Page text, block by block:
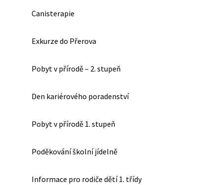
Canisterapie
Exkurze do Přerova
Pobyt v přírodě – 2. stupeň
Den kariérového poradenství
Pobyt v přírodě 1. stupeň
Poděkování školní jídelně
Informace pro rodiče dětí 1. třídy